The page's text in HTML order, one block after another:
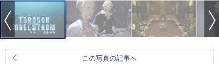
この写真の記事へ